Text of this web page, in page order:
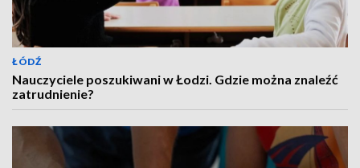
ŁÓDŹ
Nauczyciele poszukiwani w Łodzi. Gdzie można znaleźć
zatrudnienie?